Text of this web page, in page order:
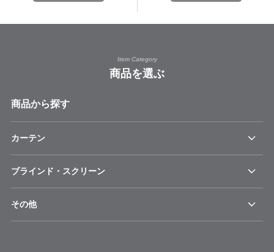
Item Category
商品を選ぶ
商品から探す
カーテン
ブラインド・スクリーン
その他